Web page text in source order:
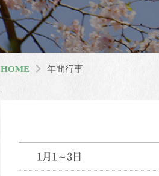
HOME 年間行事
1月1～3日